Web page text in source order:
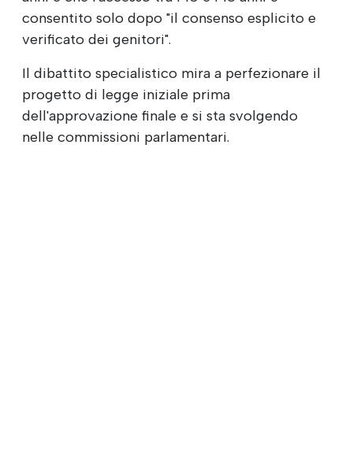
consentito solo dopo "il consenso esplicito e
verificato dei genitori".
Il dibattito specialistico mira a perfezionare il
progetto di legge iniziale prima
dell'approvazione finale e si sta svolgendo
nelle commissioni parlamentari.